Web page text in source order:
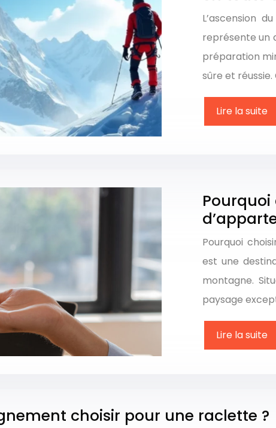
L’ascension
représente un
préparation
sûre et réussie.
Lire la suite
Pourquoi
est une
montagne.
paysage
Lire la suite
choisir pour une raclette ?